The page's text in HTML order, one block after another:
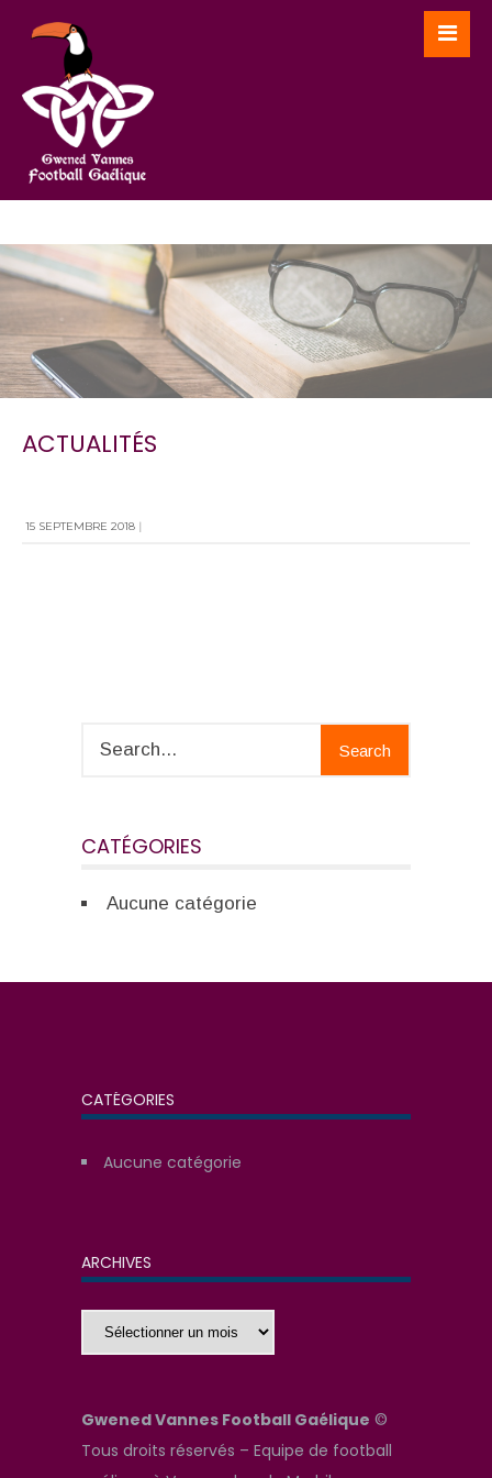
ACTUALITÉS
15 SEPTEMBRE 2018 |
Search
CATÉGORIES
Aucune catégorie
CATÉGORIES
Aucune catégorie
ARCHIVES
Archives
Gwened Vannes Football Gaélique ©
Tous droits réservés – Equipe de football